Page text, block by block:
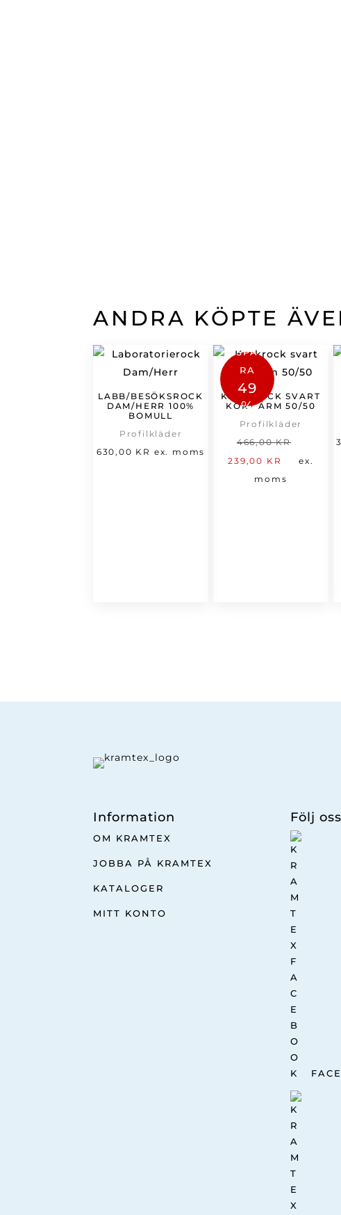
ANDRA KÖPTE
LABB/BESÖKSROCK
DAM/HERR 100%
BOMULL
Profilkläder
630,00 KR ex. moms
SPA
RA
49
%
KOCKROCK SVART
KORT ÄRM 50/50
Profilkläder
466,00KR
239,00 KR
Det
ex.
moms
Information
OM KRAMTEX
JOBBA PÅ KRAMTEX
KATALOGER
MITT KONTO
Följ oss